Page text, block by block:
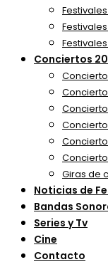
Conciertos
Giras de
Noticias de
Bandas
Series y Tv
Cine
Contacto